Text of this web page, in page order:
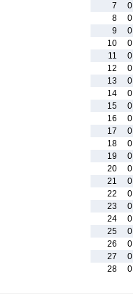
7
0
8
0
9
0
10
0
11
0
12
0
13
0
14
0
15
0
16
0
17
0
18
0
19
0
20
0
21
0
22
0
23
0
24
0
25
0
26
0
27
0
28
0